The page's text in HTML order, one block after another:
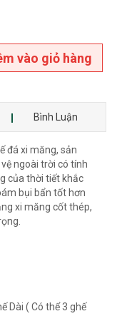
vào giỏ hàng
Bình Luận
đá xi măng, sản
ngoài trời có tính
của thời tiết khắc
bụi bẩn tốt hơn
xi măng cốt thép,
Dài ( Có thể 3 ghế